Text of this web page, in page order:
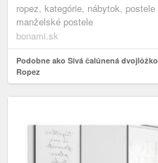
ropez, kategórie, nábytok,
manželské postele
bonami.sk
Podobne ako Sivá čalúnená
Ropez